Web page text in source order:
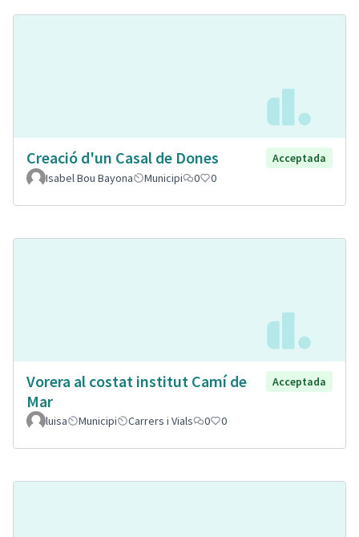
Creació d'un Casal de Dones
Acceptada
Isabel Bou Bayona
Municipi 0 0
Vorera al costat institut Camí de
Mar
Acceptada
luisa Municipi Carrers i Vials 0 0